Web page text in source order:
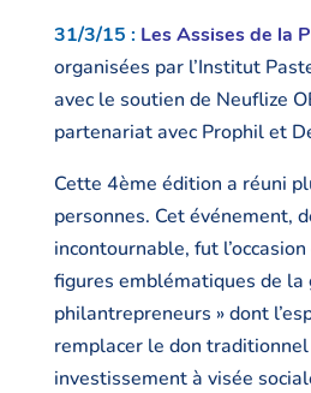
31/3/15 : Les Assises de la
organisées par l’Institut
avec le soutien de Neuflize
partenariat avec Prophil et
Cette 4ème édition a réuni
personnes. Cet événement,
incontournable, fut
figures emblématiques de la
philantrepreneurs » dont
remplacer le don
investissement à visée